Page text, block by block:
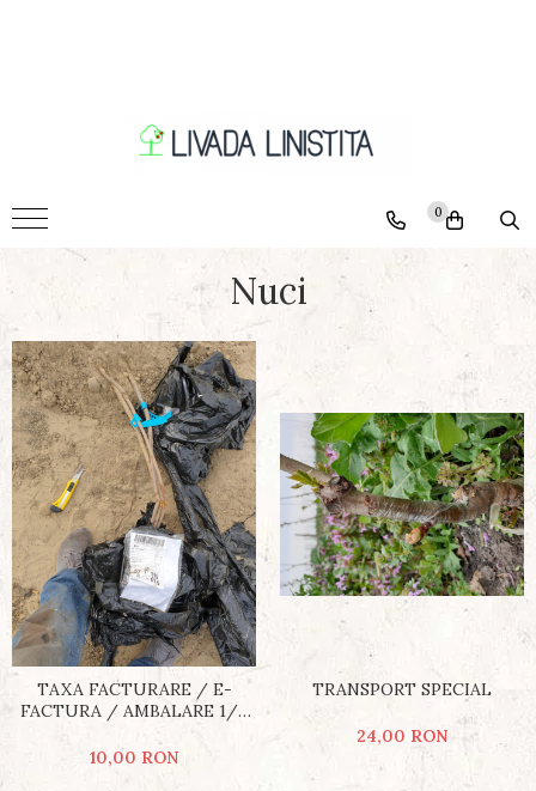
Nectarini
Meri
Peri
Nuci
0
Nuci
TAXA FACTURARE / E-
FACTURA / AMBALARE 1/5
10,00 RON
TRANSPORT SPECIAL
24,00 RON